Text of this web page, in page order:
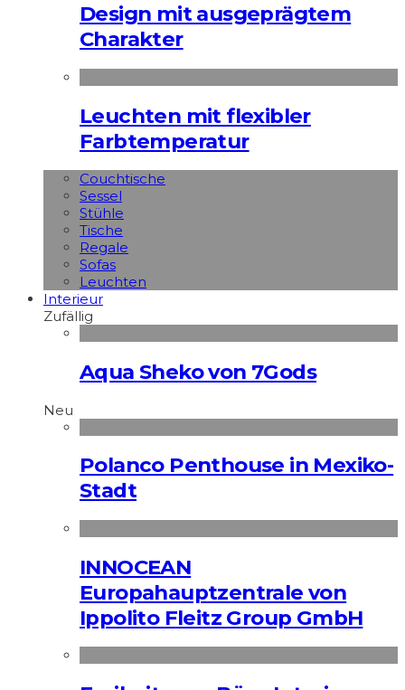
Design mit ausgeprägtem
Charakter
Leuchten mit flexibler
Farbtemperatur
Couchtische
Sessel
Stühle
Tische
Regale
Sofas
Leuchten
Interieur
Zufällig
Aqua Sheko von 7Gods
Neu
Polanco Penthouse in Mexiko-
Stadt
INNOCEAN
Europahauptzentrale von
Ippolito Fleitz Group GmbH